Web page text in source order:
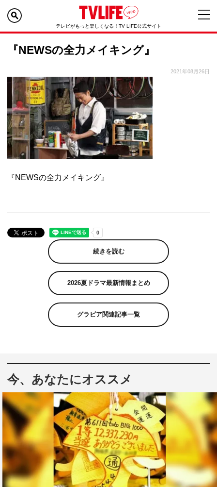
テレビがもっと楽しくなる！TV LIFE公式サイト
『NEWSの全力メイキング』
2021年08月26日
『NEWSの全力メイキング』
続きを読む
2026夏ドラマ最新情報まとめ
グラビア関連記事一覧
今、あなたにオススメ